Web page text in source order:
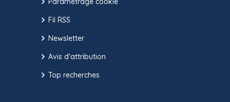
Fil RSS
Newsletter
Avis d'attribution
Top recherches